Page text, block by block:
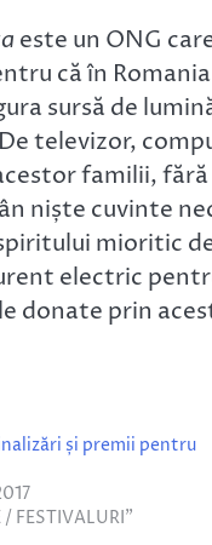
este un ONG
că în
sursă de
televizor,
familii, fără
niște cuvinte
mioritic
electric
donate prin
și premii pentru
/ FESTIVALURI”